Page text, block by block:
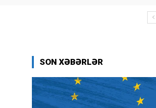
SON XƏBƏRLƏR